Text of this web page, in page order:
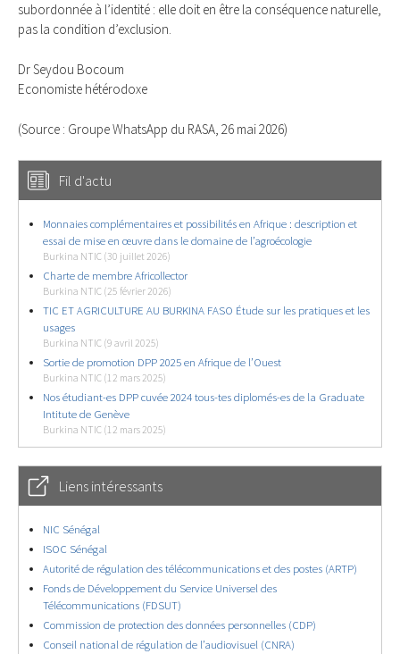
subordonnée à l’identité : elle doit en être la conséquence naturelle,
pas la condition d’exclusion.
Dr Seydou Bocoum
Economiste hétérodoxe
(Source : Groupe WhatsApp du RASA, 26 mai 2026)
Fil d'actu
Monnaies complémentaires et possibilités en Afrique : description et
essai de mise en œuvre dans le domaine de l’agroécologie
Burkina NTIC (30 juillet 2026)
Charte de membre Africollector
Burkina NTIC (25 février 2026)
TIC ET AGRICULTURE AU BURKINA FASO Étude sur les pratiques et les
usages
Burkina NTIC (9 avril 2025)
Sortie de promotion DPP 2025 en Afrique de l’Ouest
Burkina NTIC (12 mars 2025)
Nos étudiant-es DPP cuvée 2024 tous-tes diplomés-es de la Graduate
Intitute de Genève
Burkina NTIC (12 mars 2025)
Liens intéressants
NIC Sénégal
ISOC Sénégal
Autorité de régulation des télécommunications et des postes (ARTP)
Fonds de Développement du Service Universel des
Télécommunications (FDSUT)
Commission de protection des données personnelles (CDP)
Conseil national de régulation de l’audiovisuel (CNRA)